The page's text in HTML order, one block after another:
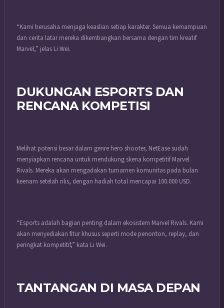
“Kami berusaha menjaga keaslian setiap karakter. Semua kemampuan
dan cerita latar mereka dikembangkan bersama dengan tim kreatif
Marvel,” jelas Li Wei.
DUKUNGAN ESPORTS DAN
RENCANA KOMPETISI
Melihat potensi besar dalam genre hero shooter, NetEase sudah
menyiapkan rencana untuk mendukung skena kompetitif Marvel
Rivals. Mereka akan mengadakan turnamen komunitas pada bulan
keenam setelah rilis, dengan hadiah total mencapai 100.000 USD.
“Esports adalah bagian penting dalam ekosistem Marvel Rivals. Kami
akan menyediakan fitur khusus seperti mode penonton, replay, dan
peringkat kompetitif,” kata Li Wei.
TANTANGAN DI MASA DEPAN